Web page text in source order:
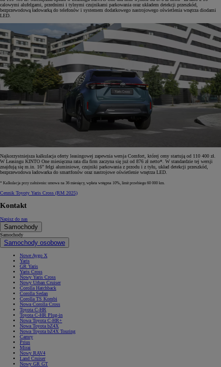
calowymi alufelgami, przednimi i tylnymi czujnikami parkowania oraz układem detekcji przeszkód,
bezprzewodową ładowarką do telefonów i systemem dodatkowego nastrojowego oświetlenia wnętrza diodami
LED.
Najkorzystniejsza kalkulacja oferty leasingowej zapewnia wersja Comfort, której ceny startują od 110 400 zł.
W Leasingu KINTO One miesięczna rata dla firm zaczyna się już od 876 zł netto*. W standardzie tej wersji
znajdują się m.in. 16” felgi aluminiowe, czujniki parkowania z przodu i z tyłu, układ detekcji przeszkód,
bezprzewodowa ładowarka do smartfonów oraz nastrojowe oświetlenie wnętrza LED.
* Kalkulacja przy założeniu: umowa na 36 miesięcy, wpłata wstępna 10%, limit przebiegu 60 000 km.
Cennik Toyoty Yaris Cross (RM 2025)
Kontakt
Napisz do nas
Samochody
Samochody
Samochody osobowe
Nowe Aygo X
Yaris
GR Yaris
Yaris Cross
Nowy Yaris Cross
Nowy Urban Cruiser
Corolla Hatchback
Corolla Sedan
Corolla TS Kombi
Nowa Corolla Cross
Toyota C-HR
Toyota C-HR Plug-in
Nowa Toyota C-HR+
Nowa Toyota bZ4X
Nowa Toyota bZ4X Touring
Camry
Prius
Mirai
Nowy RAV4
Land Cruiser
Nowy GR GT